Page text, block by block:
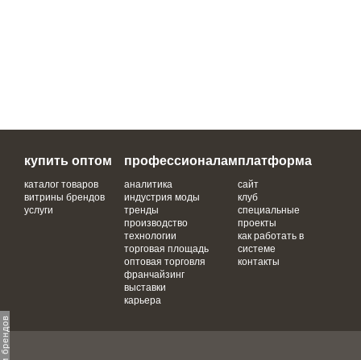
купить оптом
каталог товаров
витрины брендов
услуги
профессионалам
аналитика
индустрия моды
тренды
производство
технологии
торговая площадь
оптовая торговля
франчайзинг
выставки
карьера
платформа
сайт
клуб
специальные
проекты
как работать в
системе
контакты